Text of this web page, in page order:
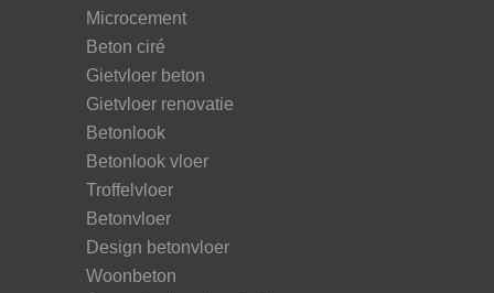
Microcement
Beton ciré
Gietvloer beton
Gietvloer renovatie
Betonlook
Betonlook vloer
Troffelvloer
Betonvloer
Design betonvloer
Woonbeton